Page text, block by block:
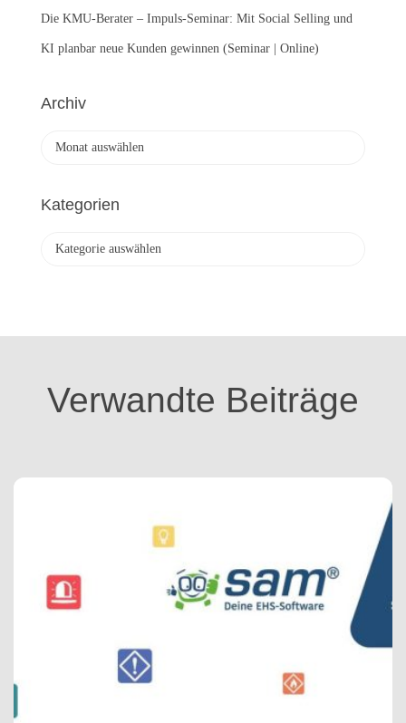
Die KMU-Berater – Impuls-Seminar: Mit Social Selling und
KI planbar neue Kunden gewinnen (Seminar | Online)
Archiv
h
Kategorien
o
Verwandte Beiträge